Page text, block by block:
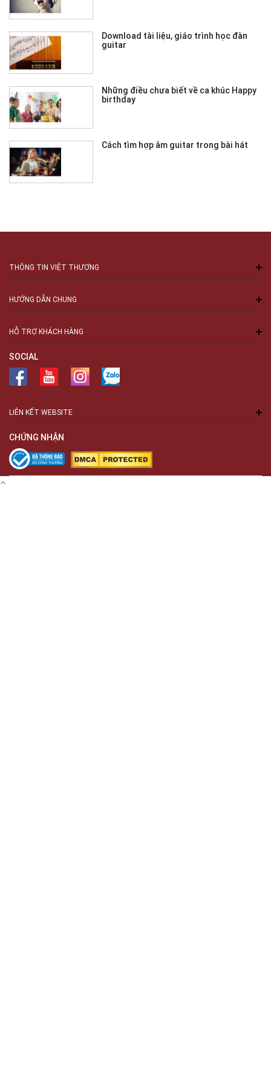
Download tài liệu, giáo trình học đàn
guitar
Những điều chưa biết về ca khúc Happy
birthday
Cách tìm hợp âm guitar trong bài hát
THÔNG TIN VIỆT THƯƠNG
HƯỚNG DẪN CHUNG
HỖ TRỢ KHÁCH HÀNG
SOCIAL
LIÊN KẾT WEBSITE
CHỨNG NHẬN